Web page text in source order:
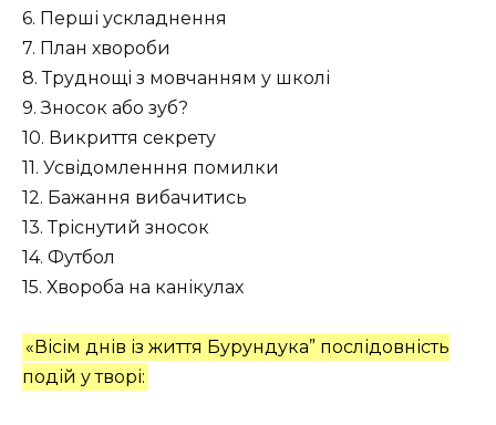
6. Перші ускладнення
7. План хвороби
8. Труднощі з мовчанням у школі
9. Зносок або зуб?
10. Викриття секрету
11. Усвідомленння помилки
12. Бажання вибачитись
13. Тріснутий зносок
14. Футбол
15. Хвороба на канікулах
«Вісім днів із життя Бурундука” послідовність
подій у творі: